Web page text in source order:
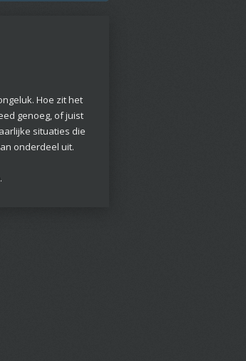
Hoe zit het
genoeg, of juist
situaties die
onderdeel uit.